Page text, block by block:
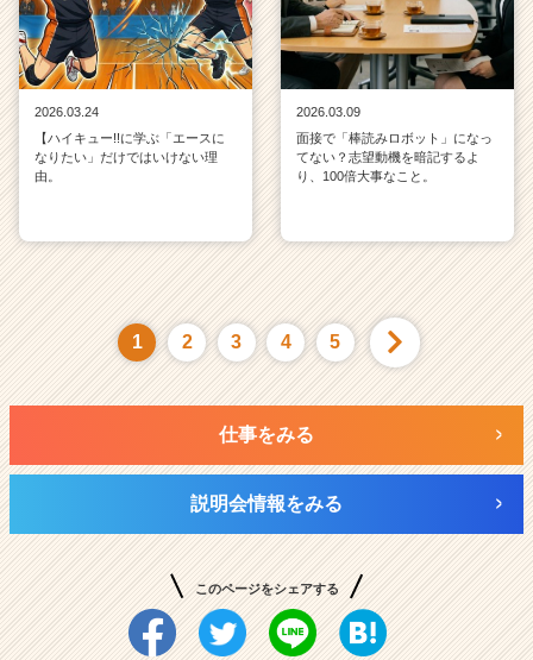
2026.03.24
【ハイキュー!!に学ぶ「エースに
なりたい」だけではいけない理
由。
2026.03.09
面接で「棒読みロボット」になっ
てない？志望動機を暗記するよ
り、100倍大事なこと。
1 2 3 4 5
仕事をみる
説明会情報をみる
このページをシェアする